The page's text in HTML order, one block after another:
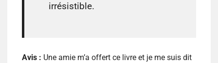
irrésistible.
Avis : Une amie m’a offert ce livre et je me suis dit